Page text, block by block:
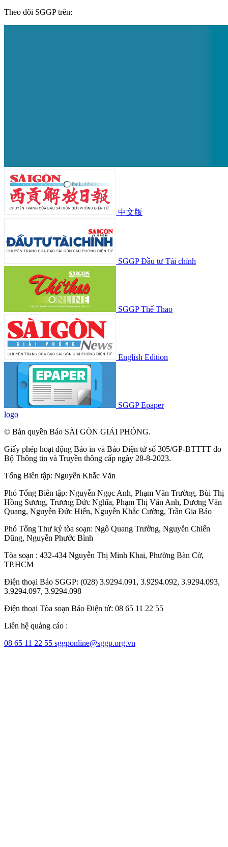
Theo dõi SGGP trên:
中文版
SGGP Đầu tư Tài chính
SGGP Thể Thao
English Edition
SGGP Epaper
logo
© Bản quyền Báo SÀI GÒN GIẢI PHÓNG.
Giấy phép hoạt động Báo in và Báo Điện tử số 305/GP-BTTTT do
Bộ Thông tin và Truyền thông cấp ngày 28-8-2023.
Tổng Biên tập: Nguyễn Khắc Văn
Phó Tổng Biên tập: Nguyễn Ngọc Anh, Phạm Văn Trường, Bùi Thị
Hồng Sương, Trương Đức Nghĩa, Phạm Thị Vân Anh, Dương Văn
Quang, Nguyễn Đức Hiển, Nguyễn Khắc Cường, Trần Gia Bảo
Phó Tổng Thư ký tòa soạn: Ngô Quang Trưởng, Nguyễn Chiến
Dũng, Nguyễn Phước Bình
Tòa soạn : 432-434 Nguyễn Thị Minh Khai, Phường Bàn Cờ,
TP.HCM
Điện thoại Báo SGGP: (028) 3.9294.091, 3.9294.092, 3.9294.093,
3.9294.097, 3.9294.098
Điện thoại Tòa soạn Báo Điện tử: 08 65 11 22 55
Liên hệ quảng cáo :
08 65 11 22 55 sggponline@sggp.org.vn